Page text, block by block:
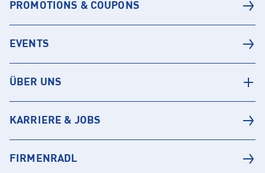
PROMOTIONS & COUPONS
EVENTS
ÜBER UNS
KARRIERE & JOBS
FIRMENRADL